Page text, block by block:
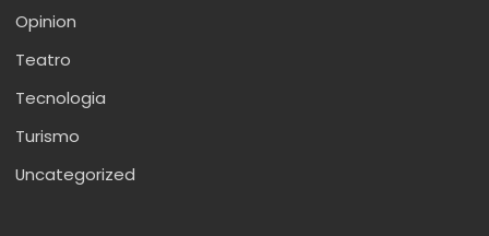
Opinion
Teatro
Tecnologia
Turismo
Uncategorized